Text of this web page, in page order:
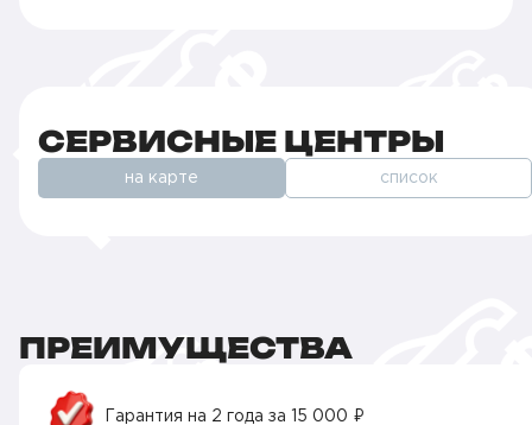
СЕРВИСНЫЕ ЦЕНТРЫ
на карте список
ПРЕИМУЩЕСТВА
Гарантия на 2 года за 15 000 ₽